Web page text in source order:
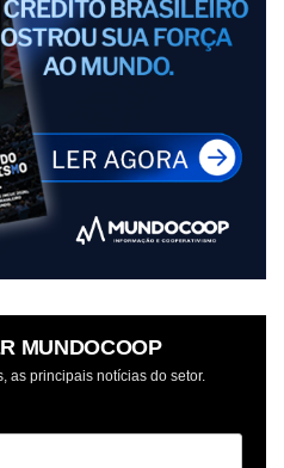
MUNDOCOOP
as principais notícias do setor.